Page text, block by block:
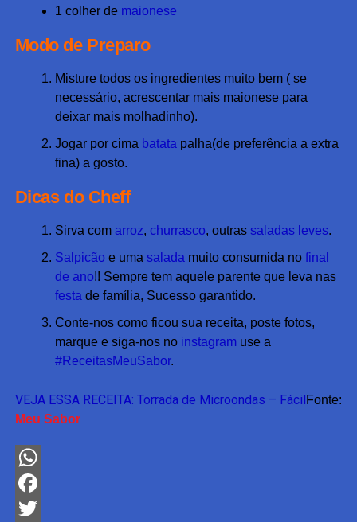
1 colher de maionese
Modo de Preparo
Misture todos os ingredientes muito bem ( se
necessário, acrescentar mais maionese para
deixar mais molhadinho).
Jogar por cima batata palha(de preferência a extra
fina) a gosto.
Dicas do Cheff
Sirva com arroz, churrasco, outras saladas leves.
Salpicão e uma salada muito consumida no final
de ano!! Sempre tem aquele parente que leva nas
festa de família, Sucesso garantido.
Conte-nos como ficou sua receita, poste fotos,
marque e siga-nos no instagramuse a
#ReceitasMeuSabor.
VEJA ESSA RECEITA: Torrada de Microondas – FácilFonte:
Meu Sabor
WhatsApp
Facebook